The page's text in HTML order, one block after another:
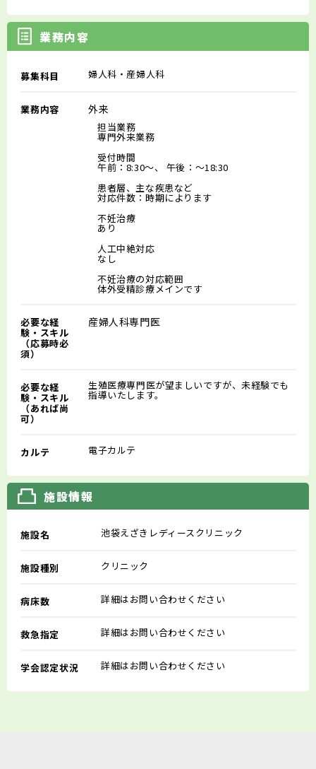
業務内容
募集科目 婦人科・産婦人科
業務内容 外来
担当業務
専門外来業務
受付時間
午前：8:30～、 午後：～18:30
患者層、主な疾患など
対応件数：時期によります
不妊治療
あり
人工中絶対応
なし
不妊治療の対応範囲
体外受精診療メインです
必要な経
験・スキル
（応募時必
須）
産婦人科専門医
必要な経
験・スキル
（あれば尚
可）
生殖医療専門医が望ましいですが、未経験でも
指導いたします。
カルテ 電子カルテ
施設情報
施設名 池袋えざきレディースクリニック
施設種別 クリニック
病床数 詳細はお問い合わせください
救急指定 詳細はお問い合わせください
学会認定状況 詳細はお問い合わせください